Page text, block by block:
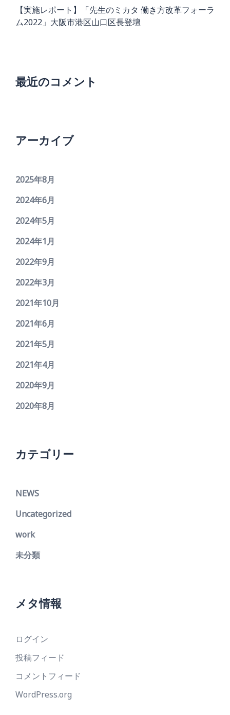
【実施レポート】「先生のミカタ 働き方改革フォーラ
ム2022」大阪市港区山口区長登壇
最近のコメント
アーカイブ
2025年8月
2024年6月
2024年5月
2024年1月
2022年9月
2022年3月
2021年10月
2021年6月
2021年5月
2021年4月
2020年9月
2020年8月
カテゴリー
NEWS
Uncategorized
work
未分類
メタ情報
ログイン
投稿フィード
コメントフィード
WordPress.org